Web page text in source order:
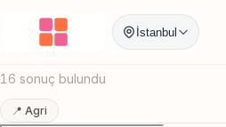
İstanbul
Anasayfa / Kopek Kuaforu
Agri Kopek Kuaforu
16 sonuç bulundu
📍 Agri